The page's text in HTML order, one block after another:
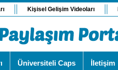
Kişisel Gelişim Videoları
Üniversiteli Caps İletişim